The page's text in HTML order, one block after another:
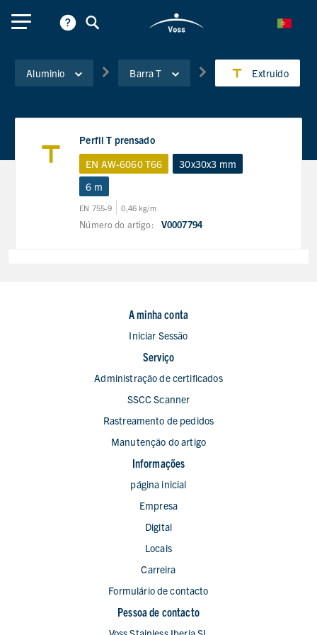
Aluminio Barra T Extruido
Perfil T prensado
EN AW-6060 T66
30x30x3 mm
6 m
EN 755-9 0,46 kg/m
Número do artigo: V0007794
A minha conta
Iniciar Sessão
Serviço
Administração de certificados
SSCC Scanner
Rastreamento de pedidos
Manutenção do artigo
Informações
página inicial
Empresa
Digital
Locais
Carreira
Formulário de contacto
Pessoa de contacto